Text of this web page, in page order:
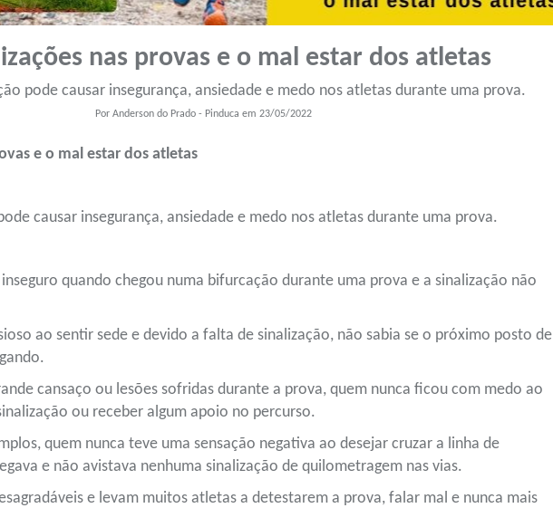
nas provas e o mal estar dos atletas
pode causar insegurança, ansiedade e medo nos atletas durante uma prova.
Por Anderson do Prado - Pinduca em 23/05/2022
e o mal estar dos atletas
causar insegurança, ansiedade e medo nos atletas durante uma prova.
quando chegou numa bifurcação durante uma prova e a sinalização não
ao sentir sede e devido a falta de sinalização, não sabia se o próximo posto de
cansaço ou lesões sofridas durante a prova, quem nunca ficou com medo ao
ou receber algum apoio no percurso.
quem nunca teve uma sensação negativa ao desejar cruzar a linha de
e não avistava nenhuma sinalização de quilometragem nas vias.
e levam muitos atletas a detestarem a prova, falar mal e nunca mais